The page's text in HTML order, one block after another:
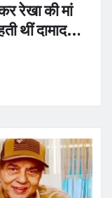
रेखा की मां
थीं दामाद…